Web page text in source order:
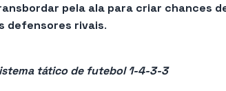
pela ala para criar chances
defensores rivais.
tático de futebol 1-4-3-3